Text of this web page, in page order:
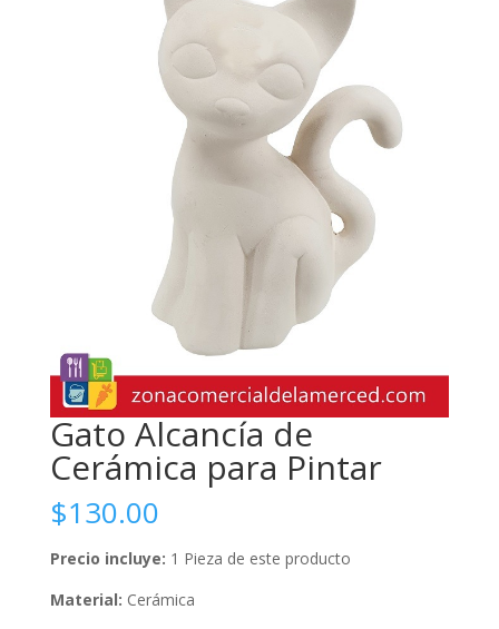
Gato Alcancía de
Cerámica para Pintar
$130.00
Precio incluye: 1 Pieza de este producto
Material: Cerámica